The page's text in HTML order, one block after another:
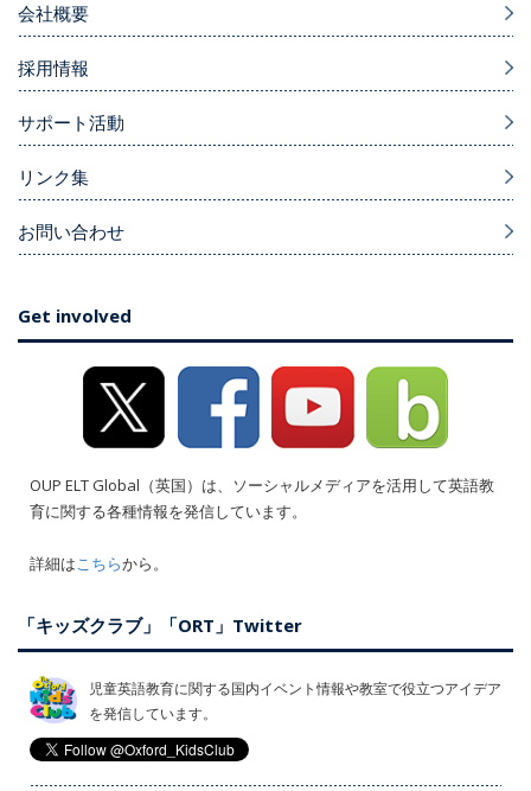
会社概要
採用情報
サポート活動
リンク集
お問い合わせ
Get involved
OUP ELT Global（英国）は、ソーシャルメディアを活用して英語教
育に関する各種情報を発信しています。
詳細はこちらから。
「キッズクラブ」「ORT」Twitter
児童英語教育に関する国内イベント情報や教室で役立つアイデア
を発信しています。